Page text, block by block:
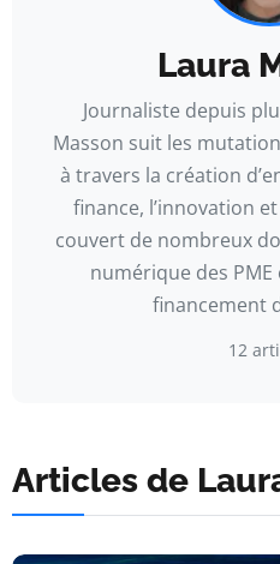
Laura
Journaliste depuis
Masson suit les
à travers la création
finance, l’innovation
couvert de nombreux
numérique des
financement
12
Articles de